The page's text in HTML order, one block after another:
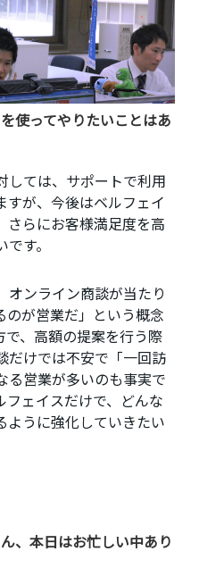
使ってやりたいことはあ
しては、サポートで利用
すが、今後はベルフェイ
さらにお客様満足度を高
す。
オンライン商談が当たり
のが営業だ」という概念
で、高額の提案を行う際
だけでは不安で「一回訪
る営業が多いのも事実で
フェイスだけで、どんな
ように強化していきたい
、本日はお忙しい中あり